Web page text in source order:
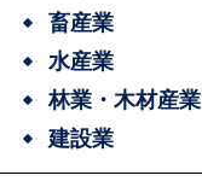
畜産業
水産業
林業・木材産業
建設業